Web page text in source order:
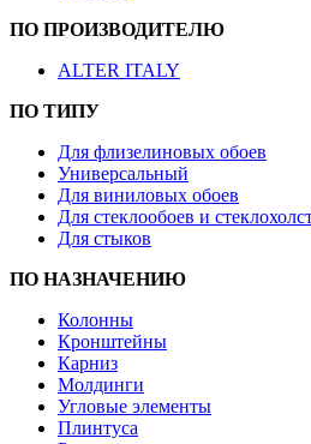
ПО ПРОИЗВОДИТЕЛЮ
ALTER ITALY
ПО ТИПУ
Для флизелиновых обоев
Универсальный
Для виниловых обоев
Для стеклообоев и
Для стыков
ПО НАЗНАЧЕНИЮ
Колонны
Кронштейны
Карниз
Молдинги
Угловые элементы
Плинтуса